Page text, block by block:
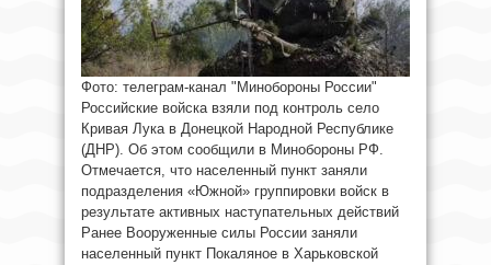
Фото: телеграм-канал "Минобороны России"
Российские войска взяли под контроль село
Кривая Лука в Донецкой Народной Республике
(ДНР). Об этом сообщили в Минобороны РФ.
Отмечается, что населенный пункт заняли
подразделения «Южной» группировки войск в
результате активных наступательных действий
Ранее Вооруженные силы России заняли
населенный пункт Покаляное в Харьковской